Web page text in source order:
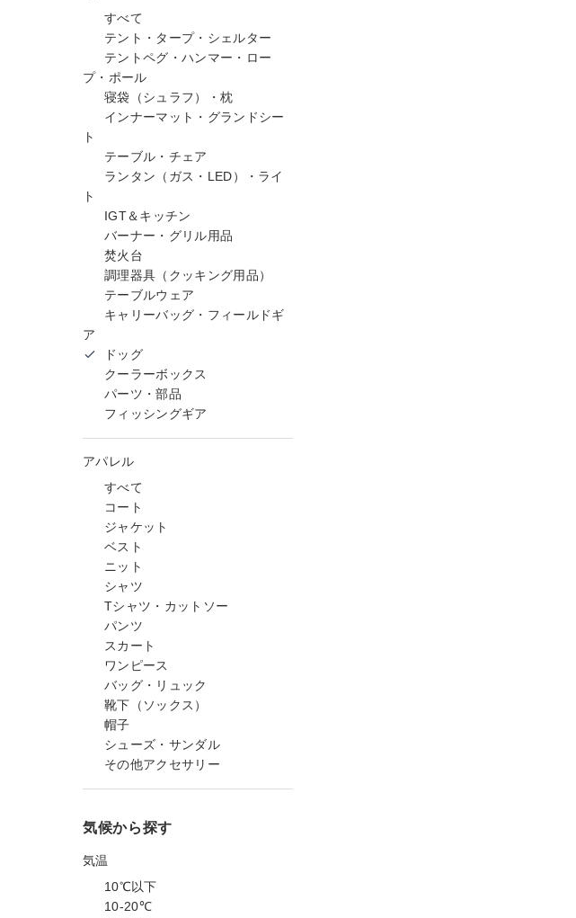
すべて
テント・タープ・シェルター
テントペグ・ハンマー・ロー
プ・ポール
寝袋（シュラフ）・枕
インナーマット・グランドシー
ト
テーブル・チェア
ランタン（ガス・LED）・ライ
ト
IGT＆キッチン
バーナー・グリル用品
焚火台
調理器具（クッキング用品）
テーブルウェア
キャリーバッグ・フィールドギ
ア
ドッグ
クーラーボックス
パーツ・部品
フィッシングギア
アパレル
すべて
コート
ジャケット
ベスト
ニット
シャツ
Tシャツ・カットソー
パンツ
スカート
ワンピース
バッグ・リュック
靴下（ソックス）
帽子
シューズ・サンダル
その他アクセサリー
気候から探す
気温
10℃以下
10-20℃